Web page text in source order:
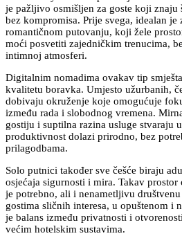
je pažljivo osmišljen za goste koji znaju
bez kompromisa. Prije svega, idealan je
romantičnom putovanju, koji žele
moći posvetiti zajedničkim trenucima,
intimnoj atmosferi.
Digitalnim nomadima ovakav tip
kvalitetu boravka. Umjesto užurbanih,
dobivaju okruženje koje omogućuje
između rada i slobodnog vremena.
gostiju i suptilna razina usluge stvaraju
produktivnost dolazi prirodno, bez
prilagodbama.
Solo putnici također sve češće biraju
osjećaja sigurnosti i mira. Takav
je potrebno, ali i nenametljivu
gostima sličnih interesa, u opuštenom i
je balans između privatnosti i
većim hotelskim sustavima.